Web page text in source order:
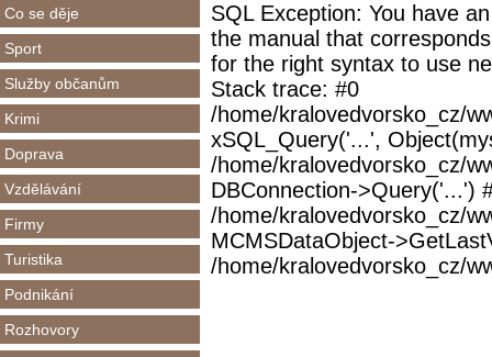
Co se děje
Sport
Služby občanům
Krimi
Doprava
Vzdělávání
Firmy
Turistika
Podnikání
Rozhovory
SQL Exception: You have
the manual that
for the right syntax to use
Stack trace: #0
/home/kralovedvorsko_cz/
xSQL_Query('...',
/home/kralovedvorsko_cz/
DBConnection->Query('...')
/home/kralovedvorsko_cz/
MCMSDataObject-
/home/kralovedvorsko_cz/